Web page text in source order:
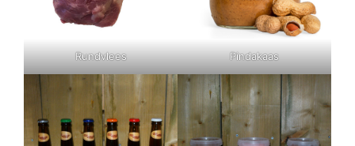
Rundvlees Pindakaas